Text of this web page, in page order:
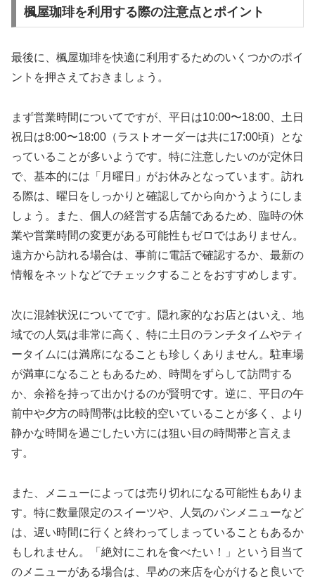
楓屋珈琲を利用する際の注意点とポイント
最後に、楓屋珈琲を快適に利用するためのいくつかのポイ
ントを押さえておきましょう。
まず営業時間についてですが、平日は10:00〜18:00、土日
祝日は8:00〜18:00（ラストオーダーは共に17:00頃）とな
っていることが多いようです。特に注意したいのが定休日
で、基本的には「月曜日」がお休みとなっています。訪れ
る際は、曜日をしっかりと確認してから向かうようにしま
しょう。また、個人の経営する店舗であるため、臨時の休
業や営業時間の変更がある可能性もゼロではありません。
遠方から訪れる場合は、事前に電話で確認するか、最新の
情報をネットなどでチェックすることをおすすめします。
次に混雑状況についてです。隠れ家的なお店とはいえ、地
域での人気は非常に高く、特に土日のランチタイムやティ
ータイムには満席になることも珍しくありません。駐車場
が満車になることもあるため、時間をずらして訪問する
か、余裕を持って出かけるのが賢明です。逆に、平日の午
前中や夕方の時間帯は比較的空いていることが多く、より
静かな時間を過ごしたい方には狙い目の時間帯と言えま
す。
また、メニューによっては売り切れになる可能性もありま
す。特に数量限定のスイーツや、人気のパンメニューなど
は、遅い時間に行くと終わってしまっていることもあるか
もしれません。「絶対にこれを食べたい！」という目当て
のメニューがある場合は、早めの来店を心がけると良いで